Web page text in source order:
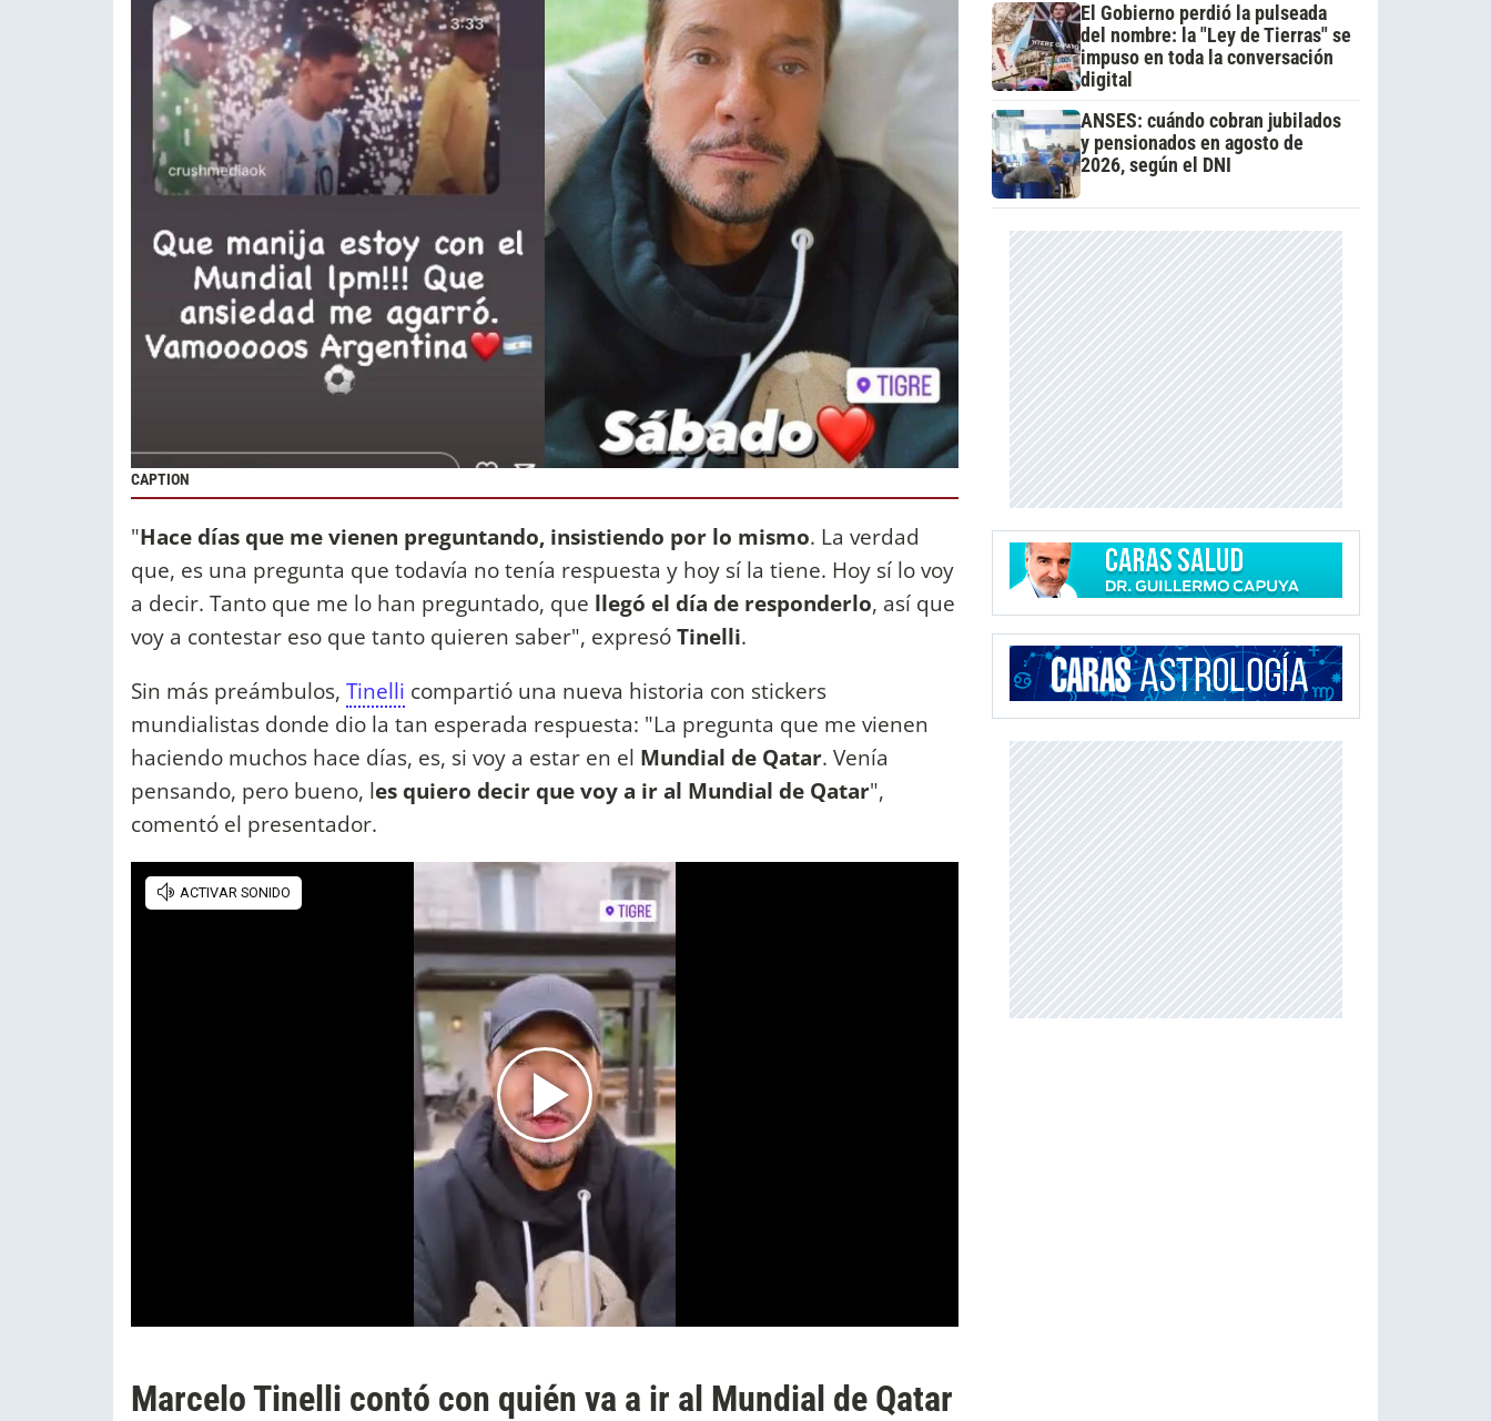
CAPTION
"Hace días que me vienen preguntando, insistiendo por lo mismo. La verdad
que, es una pregunta que todavía no tenía respuesta y hoy sí la tiene. Hoy sí lo voy
a decir. Tanto que me lo han preguntado, que llegó el día de responderlo, así que
voy a contestar eso que tanto quieren saber", expresóTinelli.
Sin más preámbulos, Tinelli compartió una nueva historia con stickers
mundialistas donde dio la tan esperada respuesta: "La pregunta que me vienen
haciendo muchos hace días, es, si voy a estar en el Mundial de Qatar. Venía
pensando, pero bueno, les quiero decir que voy a ir al Mundial de Qatar",
comentó el presentador.
Marcelo Tinelli contó con quién va a ir al Mundial de Qatar
El Gobierno perdió la pulseada
del nombre: la "Ley de Tierras" se
impuso en toda la conversación
digital
ANSES: cuándo cobran jubilados
y pensionados en agosto de
2026, según el DNI